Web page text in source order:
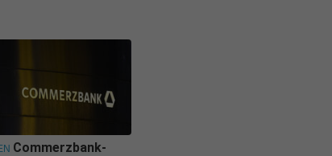
Commerzbank-